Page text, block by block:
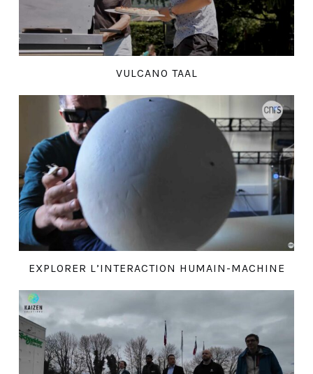
VULCANO TAAL
EXPLORER L’INTERACTION HUMAIN-MACHINE